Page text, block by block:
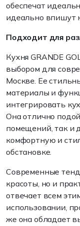
обеспечат
идеально впишут
Подходит для
Кухня GRANDE
выбором для
Москве. Ее
материалы и
интегрировать
Она отлично
помещений, так и
комфортную и
обстановке.
Современные
красоты, но и
отвечает всем
использовании,
же она обладает